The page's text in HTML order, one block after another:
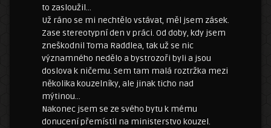
to zasloužil…
Už ráno se mi nechtělo vstávat, měl jsem zásek.
Zase stereotypní den v práci. Od doby, kdy jsem
zneškodnil Toma Raddlea, tak už se nic
významného nedělo a bystrozoři byli a jsou
doslova k ničemu. Sem tam malá roztržka mezi
několika kouzelníky, ale jinak ticho nad
mýtinou…
Nakonec jsem se ze svého bytu k mému
donucení přemístil na ministerstvo kouzel.